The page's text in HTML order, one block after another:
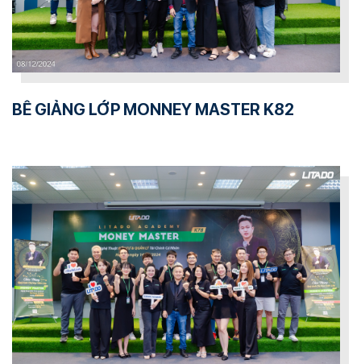
BẾ GIẢNG LỚP MONNEY MASTER K82